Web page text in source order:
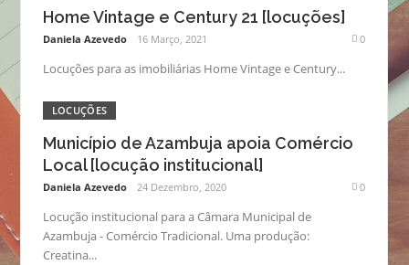
Home Vintage e Century 21 [locuções]
Daniela Azevedo 16 Março, 2021 0
Locuções para as imobiliárias Home Vintage e Century...
LOCUÇÕES
Município de Azambuja apoia Comércio
Local [locução institucional]
Daniela Azevedo 24 Dezembro, 2020 0
Locução institucional para a Câmara Municipal de
Azambuja - Comércio Tradicional. Uma produção:
Creatina...